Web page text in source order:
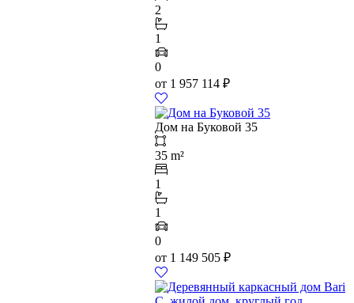
2
1
0
от 1 957 114 ₽
Дом на Буковой 35
35 m²
1
1
0
от 1 149 505 ₽